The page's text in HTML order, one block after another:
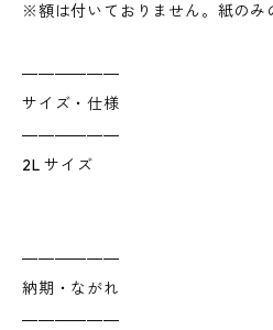
※額は付いておりません。紙のみ
――――――
サイズ・仕様
――――――
2L サイズ
――――――
納期・ながれ
――――――